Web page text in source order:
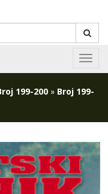
199-200 » Broj 199-